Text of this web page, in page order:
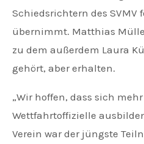
Schiedsrichtern des SVMV
übernimmt. Matthias
zu dem außerdem Laura
gehört, aber erhalten.
„Wir hoffen, dass sich
Wettfahrtoffizielle
Verein war der jüngste